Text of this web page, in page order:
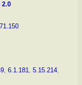
2.0
, 6.1.181, 5.15.214,